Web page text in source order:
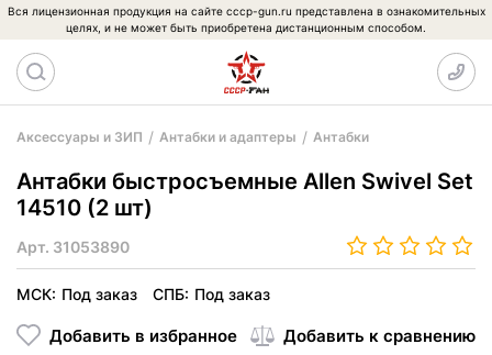
Вся лицензионная продукция на сайте cccp-gun.ru представлена в ознакомительных
целях, и не может быть приобретена дистанционным способом.
Аксессуары и ЗИП Антабки и адаптеры Антабки
Антабки быстросъемные Allen Swivel Set
14510 (2 шт)
Арт. 31053890
МСК: Под заказ СПБ: Под заказ
Добавить в избранное Добавить к сравнению